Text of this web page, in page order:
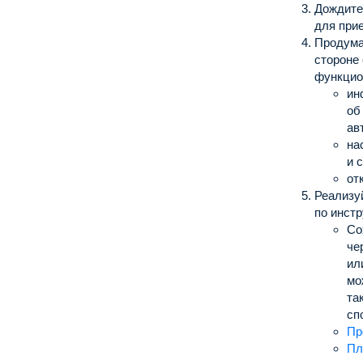
для
об
и
по